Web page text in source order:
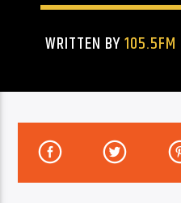
WRITTEN BY105.5FM